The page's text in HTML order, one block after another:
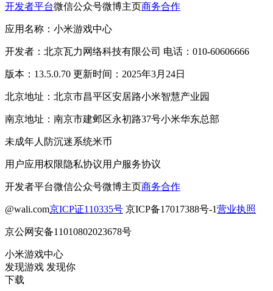
开发者平台微信公众号微博主页商务合作
应用名称：小米游戏中心
开发者：北京瓦力网络科技有限公司 电话：010-60606666
版本：13.5.0.70 更新时间：2025年3月24日
北京地址：北京市昌平区安居路小米智慧产业园
南京地址：南京市建邺区永初路37号小米华东总部
未成年人防沉迷系统米币
用户应用权限隐私协议用户服务协议
开发者平台微信公众号微博主页商务合作
@wali.com京ICP证110335号 京ICP备17017388号-1营业执照
京公网安备11010802023678号
小米游戏中心
发现游戏 发现你
下载